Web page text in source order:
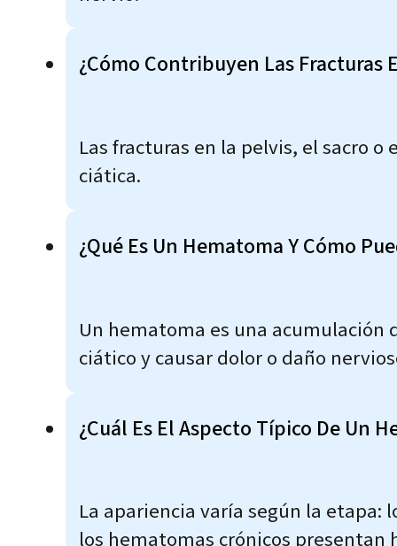
¿Cómo Contribuyen Las Fracturas
Las fracturas en la pelvis, el sacro
ciática.
¿Qué Es Un Hematoma Y Cómo
Un hematoma es una acumulación
ciático y causar dolor o daño
¿Cuál Es El Aspecto Típico De Un
La apariencia varía según la
los hematomas crónicos